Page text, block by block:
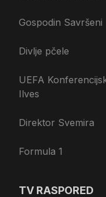
Gospodin Savršeni
Divlje pčele
UEFA
Ilves
Direktor Svemira
Formula 1
TV RASPORED